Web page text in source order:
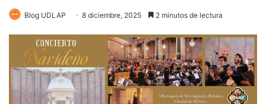
Blog UDLAP 8 diciembre, 2025 2 minutos de lectura